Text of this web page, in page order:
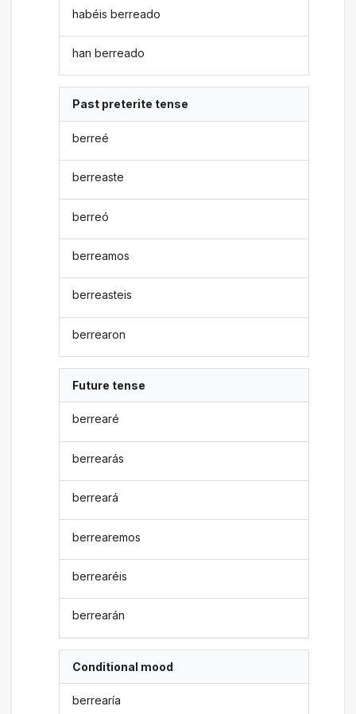
habéis berreado
han berreado
Past preterite tense
berreé
berreaste
berreó
berreamos
berreasteis
berrearon
Future tense
berrearé
berrearás
berreará
berrearemos
berrearéis
berrearán
Conditional mood
berrearía